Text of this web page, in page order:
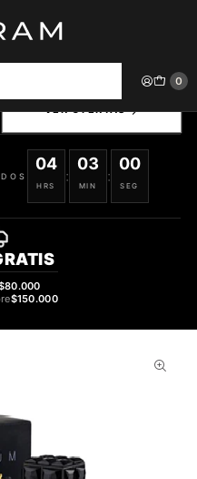
0
X HOMBRE EDP 100 ML
SELECCIONADOS
04
HRS
:
02
MIN
:
59
SEG
$150.000